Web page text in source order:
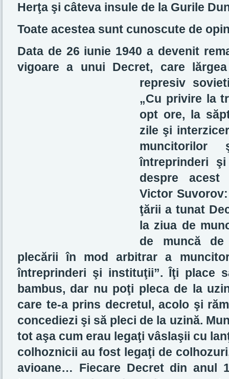
Herţa şi câteva insule de la Gurile
Toate acestea sunt cunoscute de
Data de 26 iunie 1940 a devenit
vigoare a unui Decret, care
represiv
„Cu privire la
opt ore, la
zile şi
întreprinderi
despre acest
Victor
ţării a tunat
la ziua de
de muncă
plecării în mod arbitrar a
întreprinderi şi instituţii”. Îţi place
bambus, dar nu poţi pleca de la
care te-a prins decretul, acolo şi
concediezi şi să pleci de la uzină.
tot aşa cum erau legaţi vâslaşii cu
colhoznicii au fost legaţi de
avioane… Fiecare Decret din anul